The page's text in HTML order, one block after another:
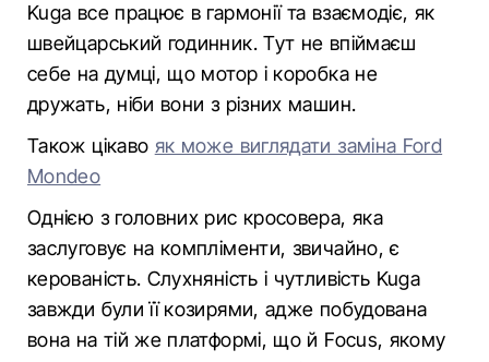
Kuga все працює в гармонії та взаємодіє, як
швейцарський годинник. Тут не впіймаєш
себе на думці, що мотор і коробка не
дружать, ніби вони з різних машин.
Також цікаво як може виглядати заміна Ford
Mondeo
Однією з головних рис кросовера, яка
заслуговує на компліменти, звичайно, є
керованість. Слухняність і чутливість Kuga
завжди були її козирями, адже побудована
вона на тій же платформі, що й Focus, якому